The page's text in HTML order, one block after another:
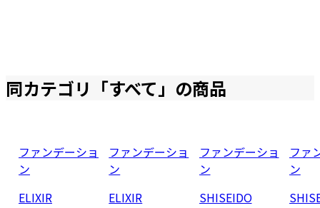
同カテゴリ「すべて」の商品
ファンデーショ
ン
ELIXIR
ファンデーショ
ン
ELIXIR
ファンデーショ
ン
SHISEIDO
ファ
ン